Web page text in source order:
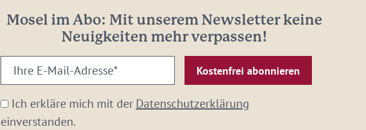
Mosel im Abo: Mit unserem Newsletter keine
Neuigkeiten mehr verpassen!
Ihre
E-
Mail-
Adresse:
Ich erkläre mich mit derDatenschutzerklärung
einverstanden.